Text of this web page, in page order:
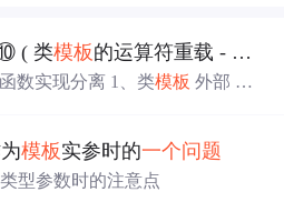
( 类模板的运算符重载 - 函数实现 写在类外部的同
数实现分离 1、类模板 外部 实
正确写法 二、代码示例 - 函数
码示例 2、执行结果
模板实参时的一个问题
型参数时的注意点